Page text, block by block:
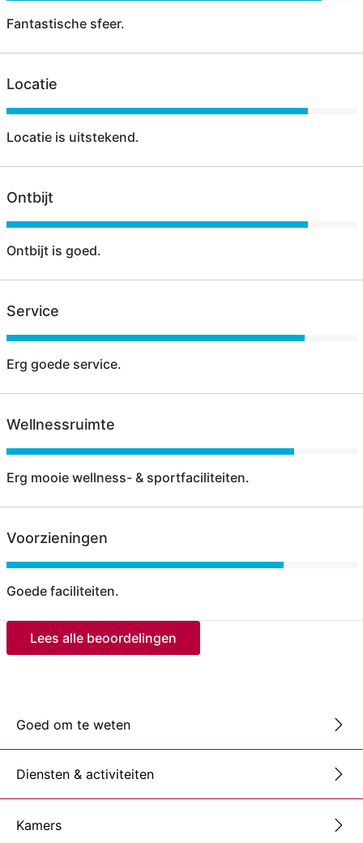
Fantastische sfeer.
Locatie
Locatie is uitstekend.
Ontbijt
Ontbijt is goed.
Service
Erg goede service.
Wellnessruimte
Erg mooie wellness- & sportfaciliteiten.
Voorzieningen
Goede faciliteiten.
Lees alle beoordelingen
Goed om te weten
Diensten & activiteiten
Kamers